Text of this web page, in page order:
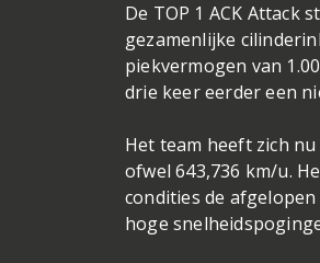
De TOP 1 ACK Attack
gezamenlijke
piekvermogen van
drie keer eerder een
Het team heeft zich
ofwel 643,736 km/u.
condities de
hoge